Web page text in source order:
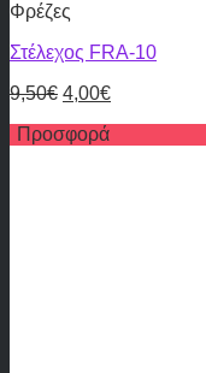
Φρέζες
Στέλεχος FRA-10
9,50€ 4,00€
Προσφορά